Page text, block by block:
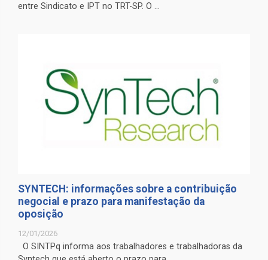
entre Sindicato e IPT no TRT-SP. O ...
SYNTECH: informações sobre a contribuição
negocial e prazo para manifestação da
oposição
12/01/2026
O SINTPq informa aos trabalhadores e trabalhadoras da